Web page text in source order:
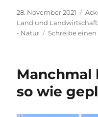
Veröffentlicht
am
28. November 2021
Land und Landwirtschaft
- Natur
Schreibe
Manchmal
so wie